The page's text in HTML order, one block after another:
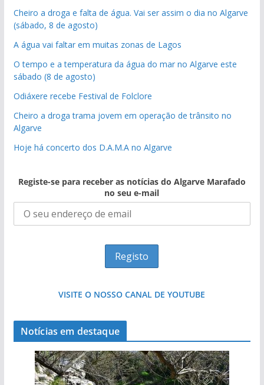
Cheiro a droga e falta de água. Vai ser assim o dia no Algarve
(sábado, 8 de agosto)
A água vai faltar em muitas zonas de Lagos
O tempo e a temperatura da água do mar no Algarve este
sábado (8 de agosto)
Odiáxere recebe Festival de Folclore
Cheiro a droga trama jovem em operação de trânsito no
Algarve
Hoje há concerto dos D.A.M.A no Algarve
Registe-se para receber as notícias do Algarve Marafado
no seu e-mail
VISITE O NOSSO CANAL DE YOUTUBE
Notícias em destaque